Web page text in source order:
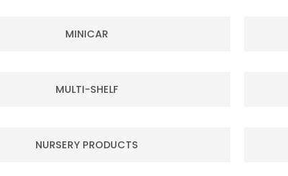
MINICAR
MULTI-SHELF
NURSERY PRODUCTS